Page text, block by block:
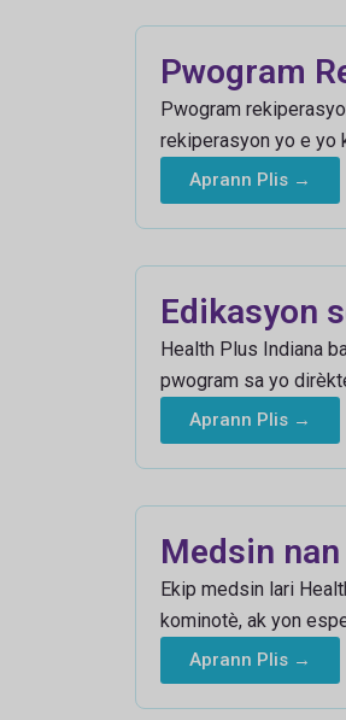
Pwogram
Pwogram
rekiperasyon yo e yo
Aprann Plis →
Edikasyon
Health Plus Indiana
pwogram sa yo
Aprann Plis →
Medsin
Ekip medsin lari
kominotè, ak yon
Aprann Plis →